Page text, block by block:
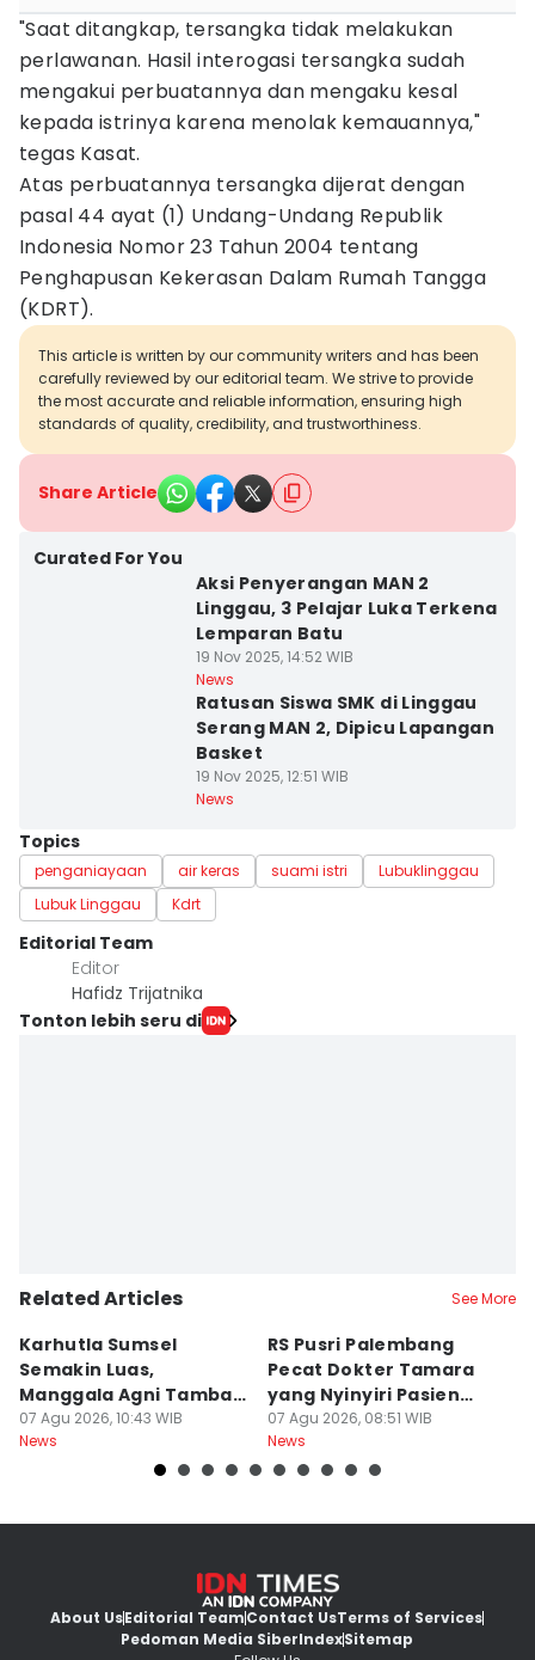
"Saat ditangkap, tersangka tidak melakukan
perlawanan. Hasil interogasi tersangka sudah
mengakui perbuatannya dan mengaku kesal
kepada istrinya karena menolak kemauannya,"
tegas Kasat.
Atas perbuatannya tersangka dijerat dengan
pasal 44 ayat (1) Undang-Undang Republik
Indonesia Nomor 23 Tahun 2004 tentang
Penghapusan Kekerasan Dalam Rumah Tangga
(KDRT).
This article is written by our community writers and has been
carefully reviewed by our editorial team. We strive to provide
the most accurate and reliable information, ensuring high
standards of quality, credibility, and trustworthiness.
Share Article
Curated For You
Aksi Penyerangan MAN 2
Linggau, 3 Pelajar Luka Terkena
Lemparan Batu
19 Nov 2025, 14:52 WIB
News
Ratusan Siswa SMK di Linggau
Serang MAN 2, Dipicu Lapangan
Basket
19 Nov 2025, 12:51 WIB
News
Topics
penganiayaan air keras suami istri
Lubuklinggau
Lubuk Linggau
Kdrt
Editorial Team
Editor
Hafidz Trijatnika
Tonton lebih seru di
Related Articles See More
Karhutla Sumsel
Semakin Luas,
Manggala Agni Tambah
Regu Pemadam
07 Agu 2026, 10:43 WIB
News
RS Pusri Palembang
Pecat Dokter Tamara
yang Nyinyiri Pasien
Yurizal
07 Agu 2026, 08:51 WIB
News
About UsEditorial TeamContact UsTerms of Services
Pedoman Media SiberIndexSitemap